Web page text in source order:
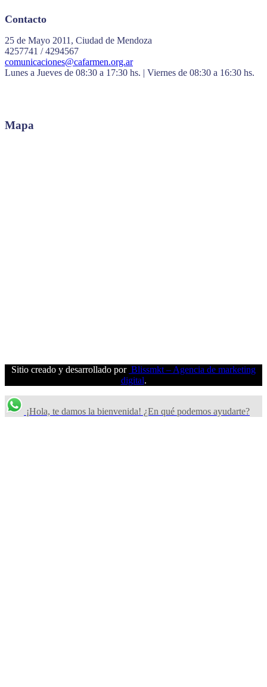
Contacto
25 de Mayo 2011, Ciudad de Mendoza
4257741 / 4294567
comunicaciones@cafarmen.org.ar
Lunes a Jueves de 08:30 a 17:30 hs. | Viernes de 08:30 a 16:30 hs.
Mapa
Sitio creado y desarrollado por Blissmkt – Agencia de marketing
digital.
¡Hola, te damos la bienvenida! ¿En qué podemos ayudarte?